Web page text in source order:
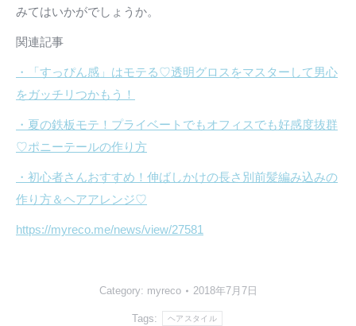
みてはいかがでしょうか。
関連記事
・「すっぴん感」はモテる♡透明グロスをマスターして男心
をガッチリつかもう！
・夏の鉄板モテ！プライベートでもオフィスでも好感度抜群
♡ポニーテールの作り方
・初心者さんおすすめ！伸ばしかけの長さ別前髪編み込みの
作り方＆ヘアアレンジ♡
https://myreco.me/news/view/27581
Category: myreco 2018年7月7日
Tags: ヘアスタイル